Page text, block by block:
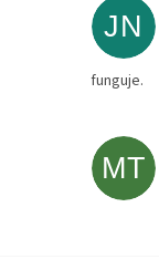
JN
funguje.
MT